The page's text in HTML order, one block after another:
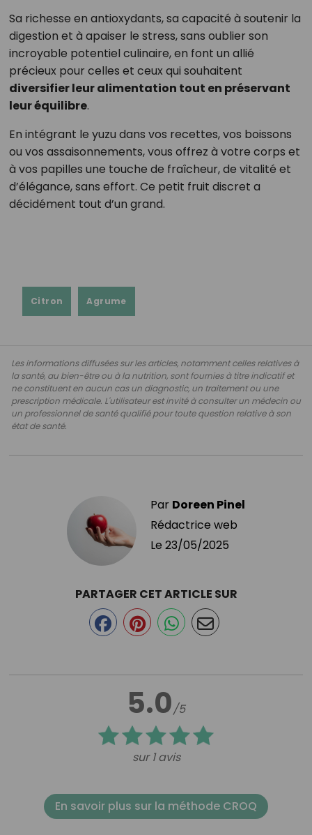
Sa richesse en antioxydants, sa capacité à soutenir la
digestion et à apaiser le stress, sans oublier son
incroyable potentiel culinaire, en font un allié
précieux pour celles et ceux qui souhaitent
diversifier leur alimentation tout en préservant
leur équilibre.
En intégrant le yuzu dans vos recettes, vos boissons
ou vos assaisonnements, vous offrez à votre corps et
à vos papilles une touche de fraîcheur, de vitalité et
d’élégance, sans effort. Ce petit fruit discret a
décidément tout d’un grand.
Citron Agrume
Les informations diffusées sur les articles, notamment celles relatives à
la santé, au bien-être ou à la nutrition, sont fournies à titre indicatif et
ne constituent en aucun cas un diagnostic, un traitement ou une
prescription médicale. L'utilisateur est invité à consulter un médecin ou
un professionnel de santé qualifié pour toute question relative à son
état de santé.
Par Doreen Pinel
Rédactrice web
Le 23/05/2025
5.0/5
sur 1 avis
PARTAGER CET ARTICLE SUR
En savoir plus sur la méthode CROQ